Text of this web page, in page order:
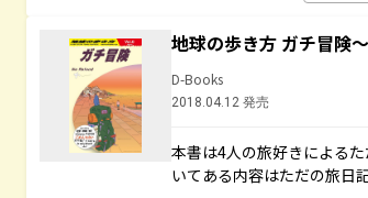
地球の歩き方 ガチ冒険
D-Books
2018.04.12 発売
本書は4人の旅好きによる
いてある内容はただの旅日記